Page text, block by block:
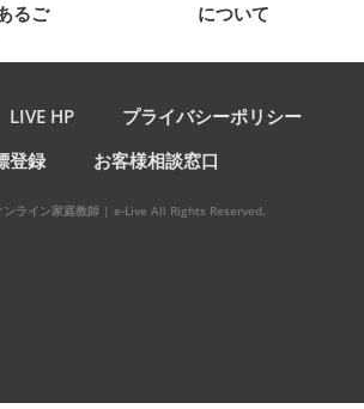
るご
について
LIVE HP
プライバシーポリシー
登録
お客様相談窓口
ライン家庭教師 | e-Live All Rights Reserved.